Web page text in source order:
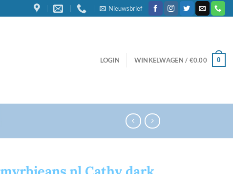
Nieuwsbrief
LOGIN WINKELWAGEN / €0.00 0